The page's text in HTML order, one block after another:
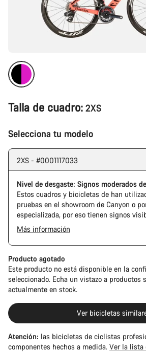
Talla de cuadro: 2XS
Selecciona tu modelo
2XS - #0001117033
Nivel de desgaste: Signos moderados
Estos cuadros y bicicletas de han
pruebas en el showroom de Canyon o
especializada, por eso tienen signos
cadena y el casete. Además, es posible
componentes tengan alguna marca,
desviaciones de color. En cualquier
funcionan perfectamente.
Más información
Producto agotado
Este producto no está disponible en la
seleccionado. Echa un vistazo a productos
actualmente en stock.
Ver bicicletas
Atención: las bicicletas de ciclistas
componentes hechos a medida. Ver la lista